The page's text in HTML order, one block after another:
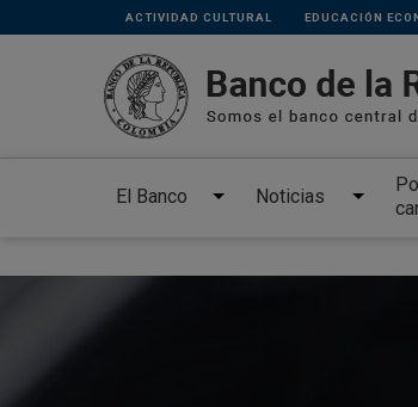
Pasar al contenido principal
Links
secundarios
ACTIVIDAD CULTURAL EDUCACIÓN
El Banco Noticias